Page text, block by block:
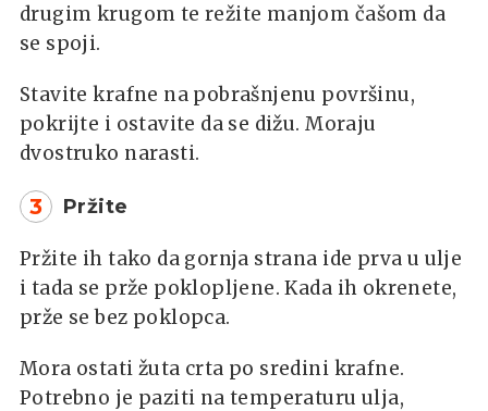
drugim krugom te režite manjom čašom da
se spoji.
Stavite krafne na pobrašnjenu površinu,
pokrijte i ostavite da se dižu. Moraju
dvostruko narasti.
3 Pržite
Pržite ih tako da gornja strana ide prva u ulje
i tada se prže poklopljene. Kada ih okrenete,
prže se bez poklopca.
Mora ostati žuta crta po sredini krafne.
Potrebno je paziti na temperaturu ulja,